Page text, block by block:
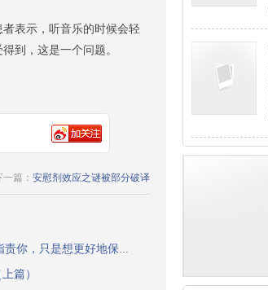
表示，听音乐的时候会轻
到，这是一个问题。
一篇： 安慰剂效应之谜被部分破译
，只是想更好地保护自己”
篇）